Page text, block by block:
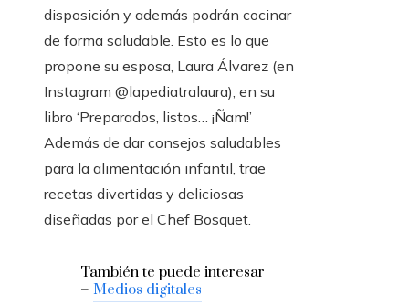
disposición y además podrán cocinar
de forma saludable. Esto es lo que
propone su esposa, Laura Álvarez (en
Instagram @lapediatralaura), en su
libro ‘Preparados, listos… ¡Ñam!’
Además de dar consejos saludables
para la alimentación infantil, trae
recetas divertidas y deliciosas
diseñadas por el Chef Bosquet.
También te puede interesar
– Medios digitales